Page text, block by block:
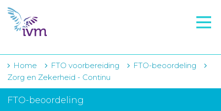
VMI
FTO voorbereiding
IVM-academie
Zorginstellingen
Voorschrijfgedrag
Home FTO voorbereiding
FTO-beoordeling
Zorg en Zekerheid - Continu
FTO-beoordeling